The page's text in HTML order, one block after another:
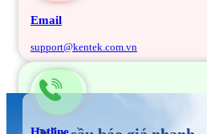
Email
support@kentek.com.vn
Hotline